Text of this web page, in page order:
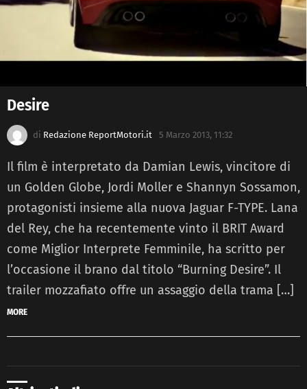
Desire
di Redazione ReportMotori.it 5 Marzo 2013, 11:32
Il film è interpretato da Damian Lewis, vincitore di
un Golden Globe, Jordi Moller e Shannyn Sossamon,
protagonisti insieme alla nuova Jaguar F-TYPE. Lana
del Rey, che ha recentemente vinto il BRIT Award
come Miglior Interprete Femminile, ha scritto per
l’occasione il brano dal titolo “Burning Desire”. Il
trailer mozzafiato offre un assaggio della trama […]
MORE